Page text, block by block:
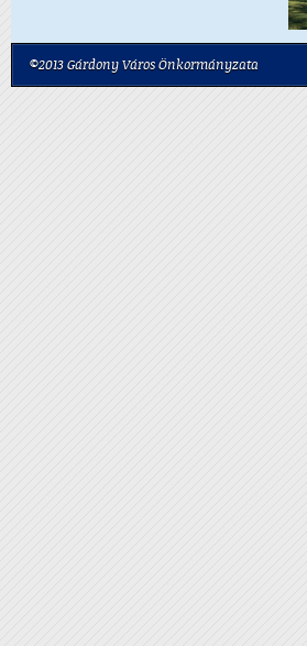
©2013 Gárdony Város Önkormányzata